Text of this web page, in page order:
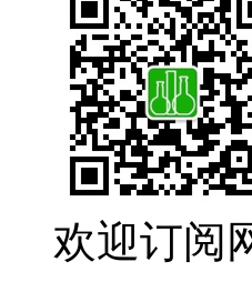
欢迎订阅